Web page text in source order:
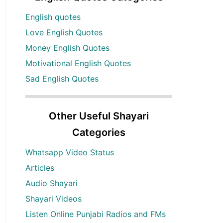
English quotes
Love English Quotes
Money English Quotes
Motivational English Quotes
Sad English Quotes
Other Useful Shayari
Categories
Whatsapp Video Status
Articles
Audio Shayari
Shayari Videos
Listen Online Punjabi Radios and FMs